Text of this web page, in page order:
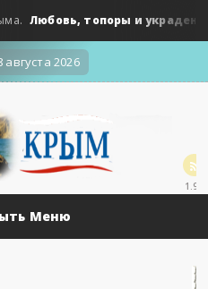
топоры и украденные
августа 2026
1.9k
Меню